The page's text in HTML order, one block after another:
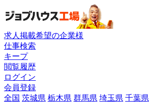
求人掲載希望の企業様
仕事検索
キープ
閲覧履歴
ログイン
会員登録
全国 茨城県 栃木県 群馬県 埼玉県 千葉県